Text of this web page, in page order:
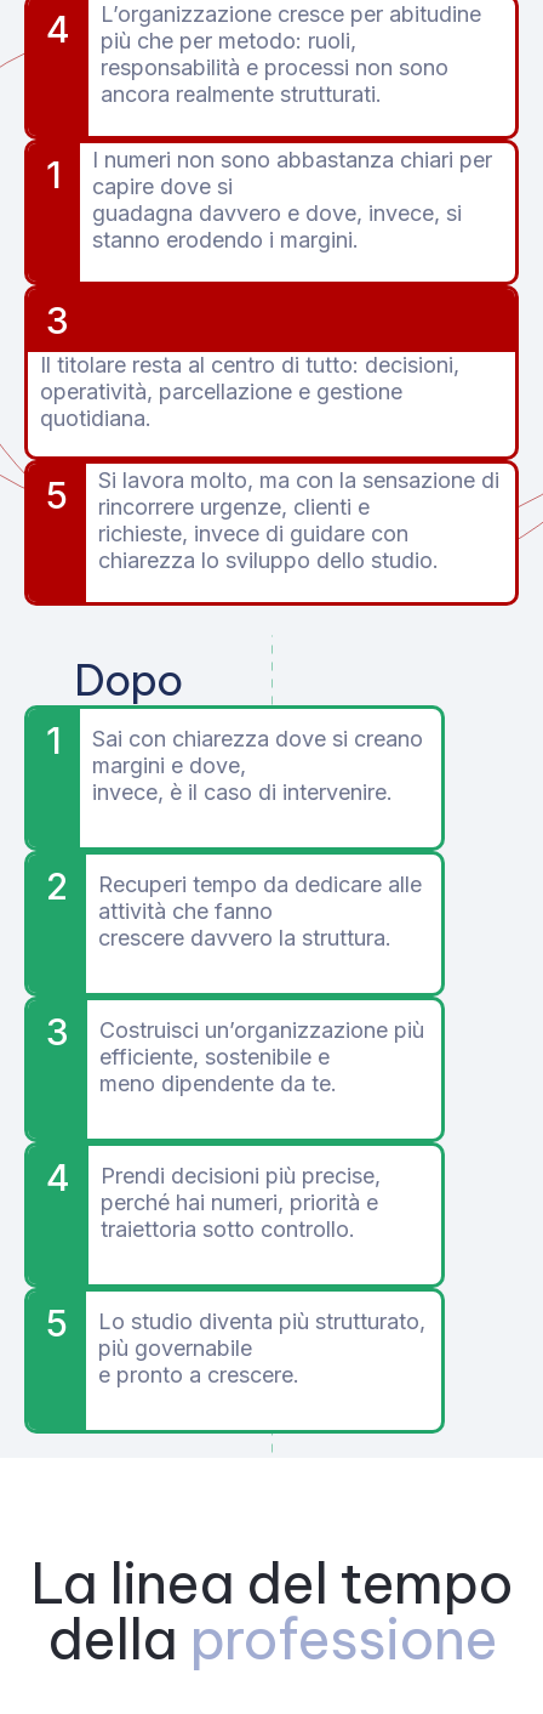
L’organizzazione cresce per abitudine
più che per metodo: ruoli,
responsabilità e processi non sono
ancora realmente strutturati.
4
1
I numeri non sono abbastanza chiari per
capire dove si
guadagna davvero e dove, invece, si
stanno erodendo i margini.
Il titolare resta al centro di tutto: decisioni,
operatività, parcellazione e gestione
quotidiana.
3
5
Si lavora molto, ma con la sensazione di
rincorrere urgenze, clienti e
richieste, invece di guidare con
chiarezza lo sviluppo dello studio.
Dopo
1
Sai con chiarezza dove si creano
margini e dove,
invece, è il caso di intervenire.
2
Recuperi tempo da dedicare alle
attività che fanno
crescere davvero la struttura.
3
Costruisci un’organizzazione più
efficiente, sostenibile e
meno dipendente da te.
4
Prendi decisioni più precise,
perché hai numeri, priorità e
traiettoria sotto controllo.
5
Lo studio diventa più strutturato,
più governabile
e pronto a crescere.
La linea del tempo
della professione